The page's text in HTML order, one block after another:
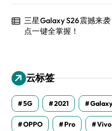
三星Galaxy S26震撼来
点一键全掌握！
云标签
5G 2021 Galaxy
OPPO Pro Vivo